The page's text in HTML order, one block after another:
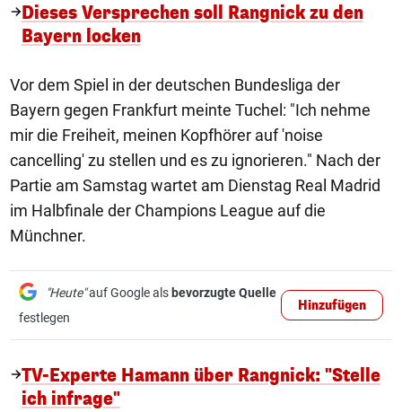
Dieses Versprechen soll Rangnick zu den
Bayern locken
Vor dem Spiel in der deutschen Bundesliga der
Bayern gegen Frankfurt meinte Tuchel: "Ich nehme
mir die Freiheit, meinen Kopfhörer auf 'noise
cancelling' zu stellen und es zu ignorieren." Nach der
Partie am Samstag wartet am Dienstag Real Madrid
im Halbfinale der Champions League auf die
Münchner.
"Heute"auf Google als bevorzugte Quelle
festlegen
Hinzufügen
TV-Experte Hamann über Rangnick: "Stelle
ich infrage"